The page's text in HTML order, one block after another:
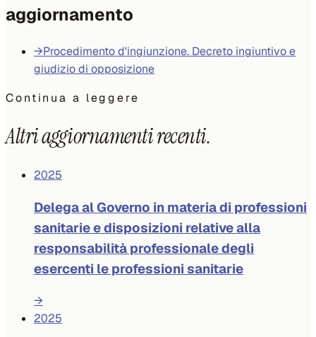
aggiornamento
→Procedimento d'ingiunzione. Decreto ingiuntivo e
giudizio di opposizione
Continua a leggere
Altri aggiornamenti recenti.
2025
Delega al Governo in materia di professioni
sanitarie e disposizioni relative alla
responsabilità professionale degli
esercenti le professioni sanitarie
→
2025